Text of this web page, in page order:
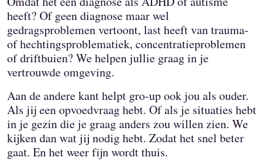
heeft? Of geen diagnose maar wel
gedragsproblemen vertoont, last heeft van trauma-
of hechtingsproblematiek, concentratieproblemen
of driftbuien? We helpen jullie graag in je
vertrouwde omgeving.
Aan de andere kant helpt gro-up ook jou als ouder.
Als jij een opvoedvraag hebt. Of als je situaties hebt
in je gezin die je graag anders zou willen zien. We
kijken dan wat jij nodig hebt. Zodat het snel beter
gaat. En het weer fijn wordt thuis.